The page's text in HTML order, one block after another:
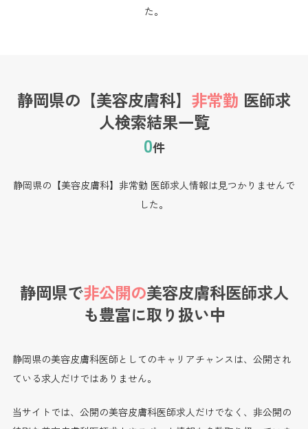
た。
静岡県の【美容皮膚科】 非常勤 医師求
人検索結果一覧
0件
静岡県の【美容皮膚科】非常勤 医師求人情報は見つかりませんで
した。
静岡県で非公開の美容皮膚科医師求人
も豊富に取り扱い中
静岡県の美容皮膚科医師としてのキャリアチャンスは、公開され
ている求人だけではありません。
当サイトでは、公開の美容皮膚科医師求人だけでなく、非公開の